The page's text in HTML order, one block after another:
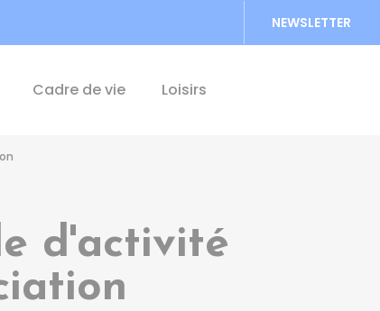
NEWSLETTER
Cadre de vie Loisirs
d'activité